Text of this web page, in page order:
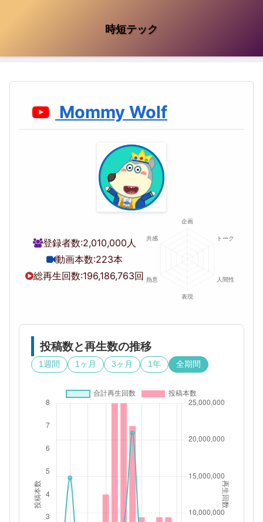
時短テック
Mommy Wolf
登録者数:2,010,000人
動画本数:223本
総再生回数:196,186,763回
投稿数と再生数の推移
1週間 1ヶ月 3ヶ月 1年 全期間